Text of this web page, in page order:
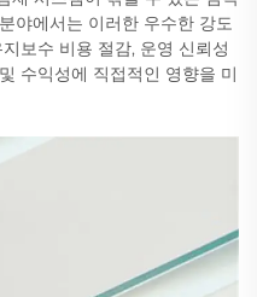
야에서는 이러한 우수한 강도
보수 비용 절감, 운영 신뢰성
수익성에 직접적인 영향을 미